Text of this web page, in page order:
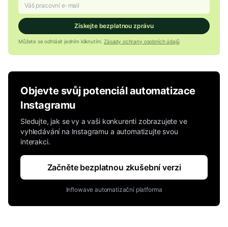
Získejte bezplatnou zprávu
Můžete se odhlásit jedním kliknutím. Zásady ochrany osobních údajů
Objevte svůj potenciál automatizace
Instagramu
Sledujte, jak se vy a vaši konkurenti zobrazujete ve
vyhledávání na Instagramu a automatizujte svou
interakci.
Začněte bezplatnou zkušební verzi
Inflowave automatizační platforma